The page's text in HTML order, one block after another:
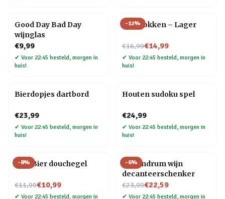
Good Day Bad Day
wijnglas
€9,99
✔ Voor 22:45 besteld, morgen in
huis!
-12%
Bier sokken – Lager
€16,99
Nu voor€14,99
✔ Voor 22:45 besteld, morgen in
huis!
Bierdopjes dartbord
€23,99
✔ Voor 22:45 besteld, morgen in
huis!
Houten sudoku spel
€24,99
✔ Voor 22:45 besteld, morgen in
huis!
-8%
Wiki Bier douchegel
€11,99
Nu voor€10,99
✔ Voor 22:45 besteld, morgen in
-6%
Conundrum wijn
decanteerschenker
€23,99
Nu voor€22,59
✔ Voor 22:45 besteld, morgen in